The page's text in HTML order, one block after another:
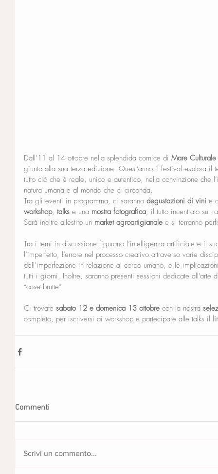
Dall’11 al 14 ottobre nella splendida cornice di Mare
giunto alla sua terza edizione. Quest’anno il festival esplora il
tutto ciò che è reale, unico e autentico, nella convinzione che
natura umana e al mondo che ci circonda.
Tra gli eventi in programma, ci saranno degustazioni di vini e
workshop, talks e una mostra fotografica, il tutto incentrato sul
Sarà inoltre allestito un market agroartigianale e si terranno
Tra i temi in discussione figurano l’intelligenza artificiale e il
l’imperfetto, l’errore nel processo creativo attraverso varie
dell’imperfezione in relazione al corpo umano, e le
tutti i giorni. Inoltre, saranno presenti sessioni dedicate
“cose brutte”.
Ci trovate sabato 12 e domenica 13 ottobre con la nostra
completo, per iscriversi ai workshop e partecipare alle talks il
Commenti
Scrivi un commento...